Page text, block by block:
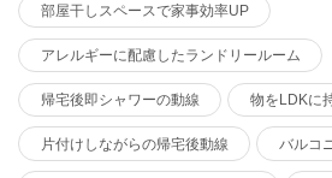
部屋干しスペースで家事効率UP
アレルギーに配慮したランドリールーム
帰宅後即シャワーの動線 物をLDKに
片付けしながらの帰宅後動線 バルコ